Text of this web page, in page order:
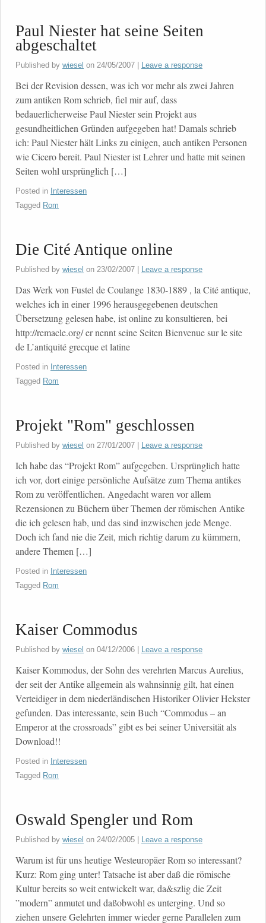
Paul Niester hat seine Seiten
abgeschaltet
Published by wiesel on 24/05/2007 Leave a response
Bei der Revision dessen, was ich vor mehr als zwei Jahren
zum antiken Rom schrieb, fiel mir auf, dass
bedauerlicherweise Paul Niester sein Projekt aus
gesundheitlichen Gründen aufgegeben hat! Damals schrieb
ich: Paul Niester hält Links zu einigen, auch antiken Personen
wie Cicero bereit. Paul Niester ist Lehrer und hatte mit seinen
Seiten wohl ursprünglich […]
Posted in Interessen
Tagged Rom
Die Cité Antique online
Published by wiesel on 23/02/2007 Leave a response
Das Werk von Fustel de Coulange 1830-1889 , la Cité antique,
welches ich in einer 1996 herausgegebenen deutschen
Übersetzung gelesen habe, ist online zu konsultieren, bei
http://remacle.org/ er nennt seine Seiten Bienvenue sur le site
de L’antiquité grecque et latine
Posted in Interessen
Tagged Rom
Projekt "Rom" geschlossen
Published by wiesel on 27/01/2007 Leave a response
Ich habe das “Projekt Rom” aufgegeben. Ursprünglich hatte
ich vor, dort einige persönliche Aufsätze zum Thema antikes
Rom zu veröffentlichen. Angedacht waren vor allem
Rezensionen zu Büchern über Themen der römischen Antike
die ich gelesen hab, und das sind inzwischen jede Menge.
Doch ich fand nie die Zeit, mich richtig darum zu kümmern,
andere Themen […]
Posted in Interessen
Tagged Rom
Kaiser Commodus
Published by wiesel on 04/12/2006 Leave a response
Kaiser Kommodus, der Sohn des verehrten Marcus Aurelius,
der seit der Antike allgemein als wahnsinnig gilt, hat einen
Verteidiger in dem niederländischen Historiker Olivier Hekster
gefunden. Das interessante, sein Buch “Commodus – an
Emperor at the crossroads” gibt es bei seiner Universität als
Download!!
Posted in Interessen
Tagged Rom
Oswald Spengler und Rom
Published by wiesel on 24/02/2005 Leave a response
Warum ist für uns heutige Westeuropäer Rom so interessant?
Kurz: Rom ging unter! Tatsache ist aber daß die römische
Kultur bereits so weit entwickelt war, da&szlig die Zeit
”modern” anmutet und daßobwohl es unterging. Und so
ziehen unsere Gelehrten immer wieder gerne Parallelen zum